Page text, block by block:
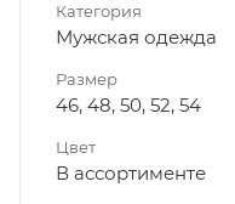
Категория
Мужская одежда
Размер
46, 48, 50, 52, 54
Цвет
В ассортименте